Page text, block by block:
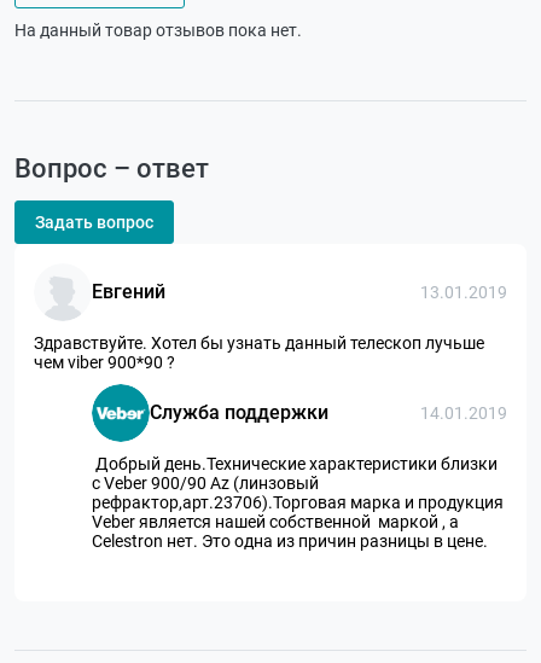
На данный товар отзывов пока нет.
Вопрос – ответ
Задать вопрос
Евгений 13.01.2019
Здравствуйте. Хотел бы узнать данный телескоп лучьше
чем viber 900*90 ?
Служба поддержки 14.01.2019
Добрый день.Технические характеристики близки
с Veber 900/90 Az (линзовый
рефрактор,арт.23706).Торговая марка и продукция
Veber является нашей собственной маркой , а
Celestron нет. Это одна из причин разницы в цене.